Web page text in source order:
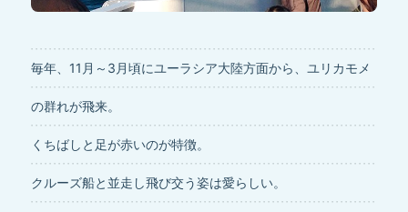
毎年、11月～3月頃にユーラシア大陸方面から、ユリカモメ
の群れが飛来。
くちばしと足が赤いのが特徴。
クルーズ船と並走し飛び交う姿は愛らしい。